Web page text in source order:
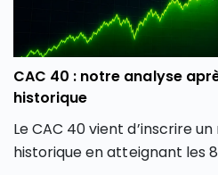
CAC 40 : notre analyse
historique
Le CAC 40 vient d’inscrire
historique en atteignant les